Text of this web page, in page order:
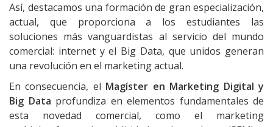
Así, destacamos una formación de gran especialización,
actual, que proporciona a los estudiantes las
soluciones más vanguardistas al servicio del mundo
comercial: internet y el Big Data, que unidos generan
una revolución en el marketing actual.
En consecuencia, el Magíster en Marketing Digital y
Big Data profundiza en elementos fundamentales de
esta novedad comercial, como el marketing